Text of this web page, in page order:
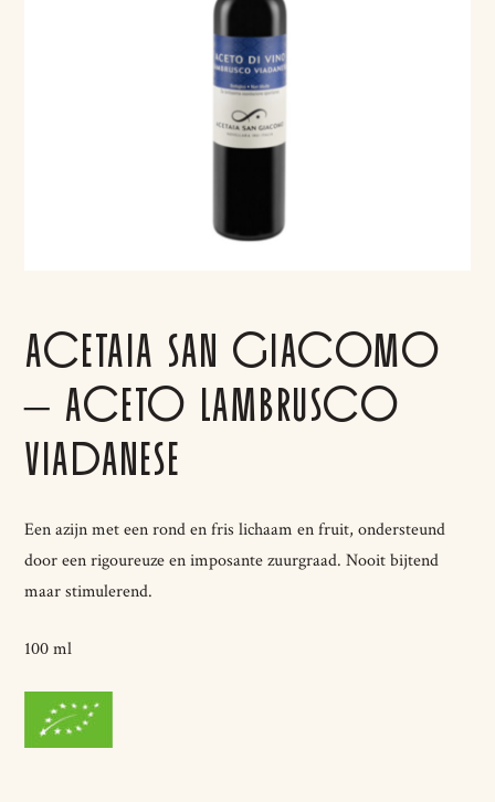
ACETAIA SAN GIACOMO
– ACETO LAMBRUSCO
VIADANESE
Een azijn met een rond en fris lichaam en fruit, ondersteund
door een rigoureuze en imposante zuurgraad. Nooit bijtend
maar stimulerend.
100 ml